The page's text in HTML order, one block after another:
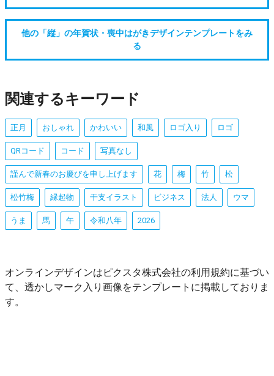
他の「縦」の年賀状・喪中はがきデザインテンプレートをみ
る
関連するキーワード
正月 おしゃれ かわいい 和風 ロゴ入り ロゴ
QRコード コード 写真なし
謹んで新春のお慶びを申し上げます 花 梅 竹 松
松竹梅 縁起物 干支イラスト ビジネス 法人 ウマ
うま 馬 午 令和八年 2026
オンラインデザインはピクスタ株式会社の利用規約に基づい
て、透かしマーク入り画像をテンプレートに掲載しておりま
す。